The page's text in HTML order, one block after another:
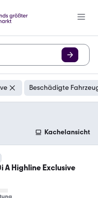
Beschädigte
Kachelansicht
A Highline Exclusive